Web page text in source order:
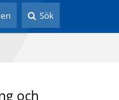
Sök
och